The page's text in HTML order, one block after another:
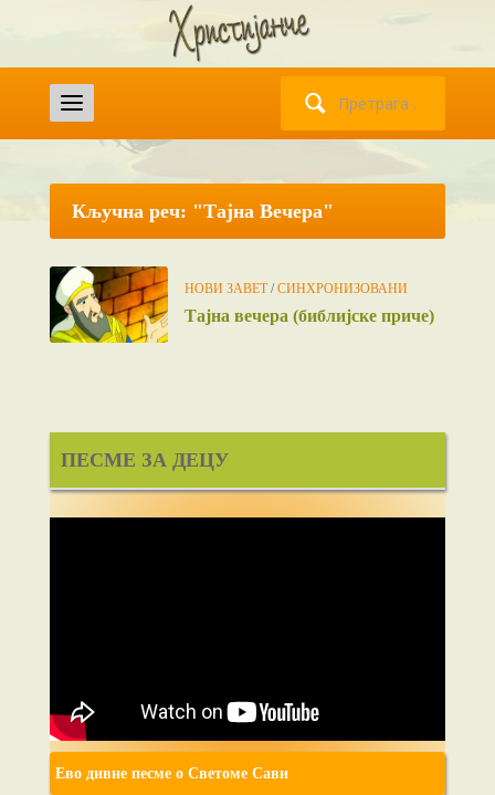
Кључна реч: "Тајна Вечера"
НОВИ ЗАВЕТ/СИНХРОНИЗОВАНИ
Тајна вечера (библијске приче)
ПЕСМЕ ЗА ДЕЦУ
Ево дивне песме о Светоме Сави